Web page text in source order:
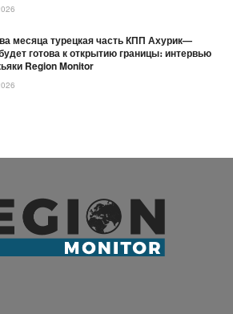
месяца турецкая часть КПП Ахурик—
готова к открытию границы։ интервью
Region Monitor